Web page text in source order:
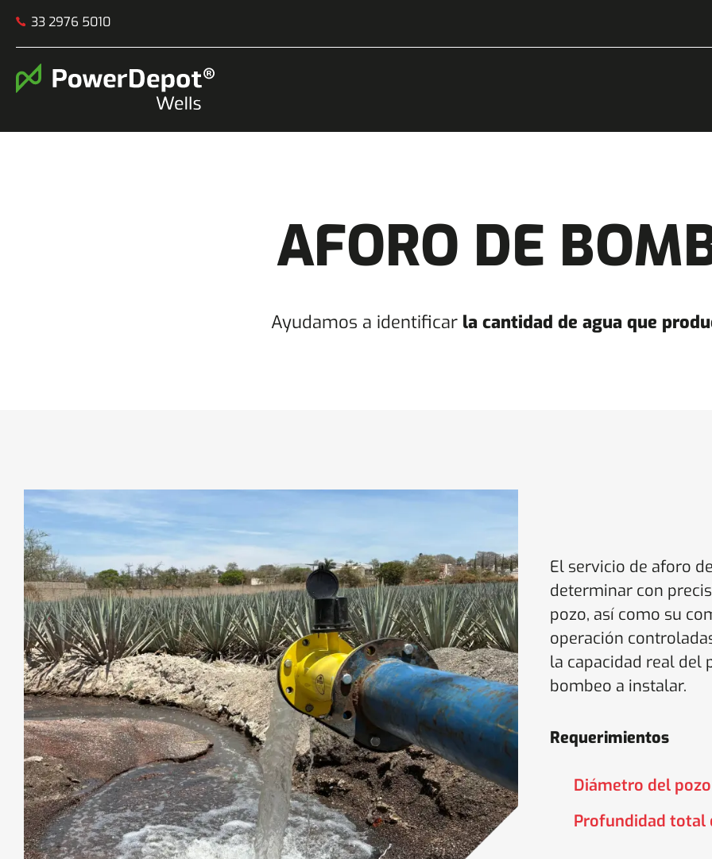
33 2976 5010
AFORO DE
Ayudamos a identificar la cantidad de agua que
El servicio de aforo
determinar con
pozo, así como su
operación
la capacidad real del
bombeo a instalar.
Requerimientos
Diámetro del pozo
Profundidad total